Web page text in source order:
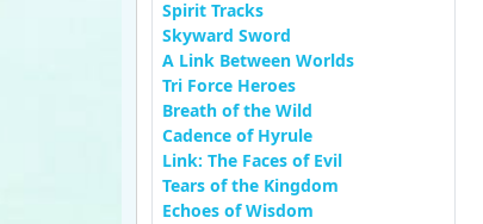
Spirit Tracks
Skyward Sword
A Link Between Worlds
Tri Force Heroes
Breath of the Wild
Cadence of Hyrule
Link: The Faces of Evil
Tears of the Kingdom
Echoes of Wisdom